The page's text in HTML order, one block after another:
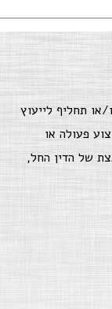
או תחליף לייעוץ
פעולה או
של הדין החל,